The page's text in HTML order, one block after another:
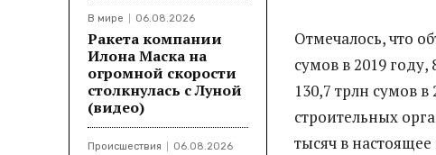
В мире 06.08.2026
Ракета компании
Илона Маска на
огромной скорости
столкнулась с Луной
(видео)
Происшествия 06.08.2026
Отмечалось, что
сумов в 2019 году,
130,7 трлн сумов в
строительных
тысяч в